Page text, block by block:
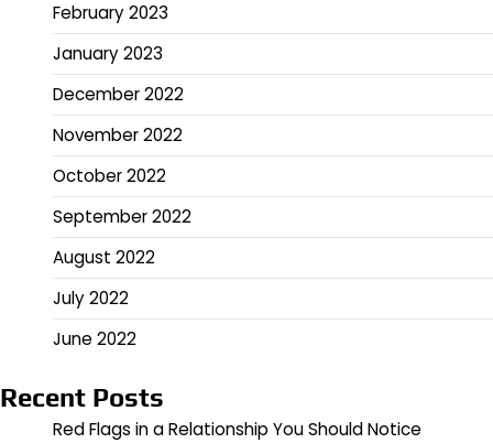
February 2023
January 2023
December 2022
November 2022
October 2022
September 2022
August 2022
July 2022
June 2022
Recent Posts
Red Flags in a Relationship You Should Notice